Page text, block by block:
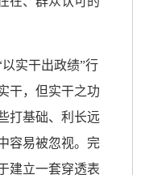
实干出政绩”行
干，但实干之功
打基础、利长远
容易被忽视。完
建立一套穿透表